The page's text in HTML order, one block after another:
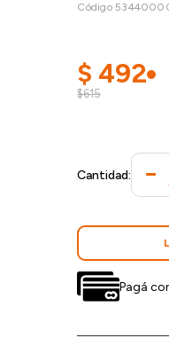
Código
$615
$ 492
Cantidad:
Pagá